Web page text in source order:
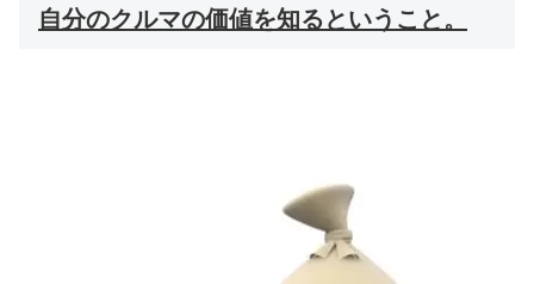
自分のクルマの価値を知るということ。